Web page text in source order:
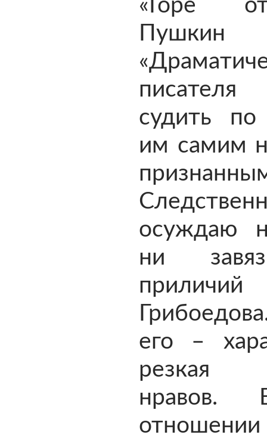
«Горе
Пушкин
судить по
им самим
осуждаю
ни
приличий
его –
резкая
нравов.